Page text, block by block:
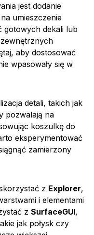
jest dodanie
umieszczenie
gotowych dekali lub
aby dostosować
wpasowały się w
detali, takich jak
pozwalają na
koszulkę do
eksperymentować
zamierzony
z Explorer,
i elementami
z SurfaceGUI,
jak połysk czy